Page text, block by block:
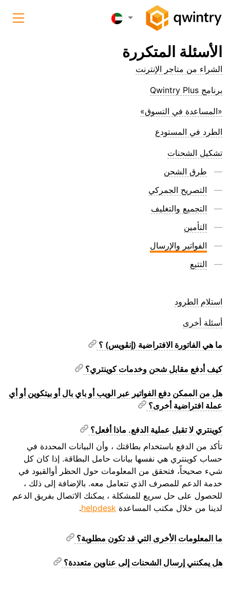
الأسئلة المتكررة
الشراء من متاجر الإنترنت
برنامج Qwintry Plus
«المساعدة في التسوق»
الطرد في المستودع
تشكيل الشحنات
طرق الشحن
التصريح الجمركي
التجميع والتغليف
التأمين
الفواتير والإرسال
التتبع
استلام الطرود
أسئلة أخرى
ما هي الفاتورة الافتراضية (إنڤويس) ؟
كيف أدفع مقابل شحن وخدمات كوينتري؟
هل من الممكن دفع الفواتير عبر الويب أو باي بال أو بيتكوين أو أي
عملة افتراضية أخرى؟
كوينتري لا تقبل عملية الدفع. ماذا أفعل؟
تأكد من الدفع باستخدام بطاقتك ، وأن البيانات المحددة في
حساب كوينتري هي نفسها بيانات حامل البطاقة. إذا كان كل
شيء صحيحاً، فتحقق من المعلومات حول الحظر أوالقيود في
خدمة الدعم للمصرف الذي تتعامل معه. بالإضافة إلى ذلك ،
للحصول على حل سريع للمشكلة ، يمكنك الاتصال بفريق الدعم
لدينا من خلال مكتب المساعدة helpdesk
.
ما المعلومات الأخرى التي قد تكون مطلوبة؟
هل يمكنني إرسال الشحنات إلى عناوين متعددة؟